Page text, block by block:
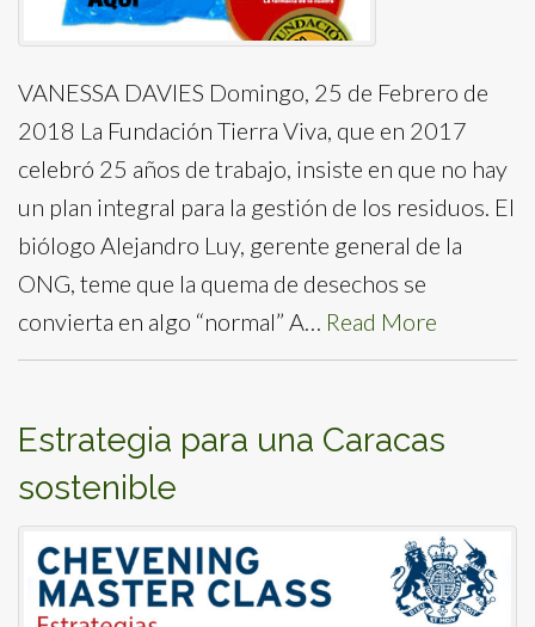
VANESSA DAVIES Domingo, 25 de Febrero de
2018 La Fundación Tierra Viva, que en 2017
celebró 25 años de trabajo, insiste en que no hay
un plan integral para la gestión de los residuos. El
biólogo Alejandro Luy, gerente general de la
ONG, teme que la quema de desechos se
convierta en algo “normal” A… Read More
Estrategia para una Caracas
sostenible​